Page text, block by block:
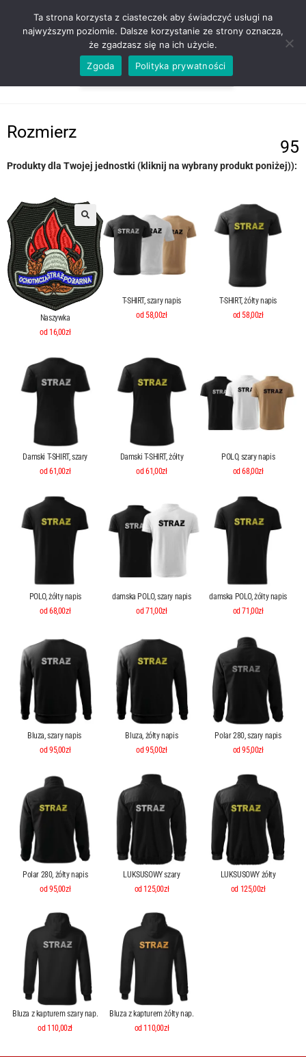
ZADZWOŃ TEL. 600 352 938
Rozmierz
95
Produkty dla Twojej jednostki (kliknij na wybrany produkt poniżej)):
Naszywka
od 16,00zł
T-SHIRT, szary napis
od 58,00zł
T-SHIRT, żółty napis
od 58,00zł
Damski T-SHIRT, szary
od 61,00zł
Damski T-SHIRT, żółty
od 61,00zł
POLO, szary napis
od 68,00zł
POLO, żółty napis
od 68,00zł
damska POLO, szary napis
od 71,00zł
damska POLO, żółty napis
od 71,00zł
Bluza, szary napis
od 95,00zł
Bluza, żółty napis
od 95,00zł
Polar 280, szary napis
od 95,00zł
Polar 280, żółty napis
od 95,00zł
LUKSUSOWY szary
od 125,00zł
LUKSUSOWY żółty
od 125,00zł
Bluza z kapturem szary nap.
od 110,00zł
Bluza z kapturem żółty nap.
od 110,00zł
Ta strona korzysta z ciasteczek aby świadczyć usługi na
najwyższym poziomie. Dalsze korzystanie ze strony oznacza,
że zgadzasz się na ich użycie.
Zgoda
Polityka prywatności